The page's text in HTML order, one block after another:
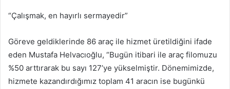
“Çalışmak, en hayırlı sermayedir”
Göreve geldiklerinde 86 araç ile hizmet üretildiğini ifade
eden Mustafa Helvacıoğlu, “Bugün itibari ile araç filomuzu
%50 arttırarak bu sayı 127’ye yükselmiştir. Dönemimizde,
hizmete kazandırdığımız toplam 41 aracın ise bugünkü